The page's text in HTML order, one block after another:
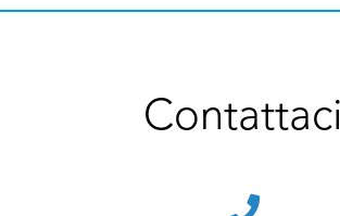
Contattaci